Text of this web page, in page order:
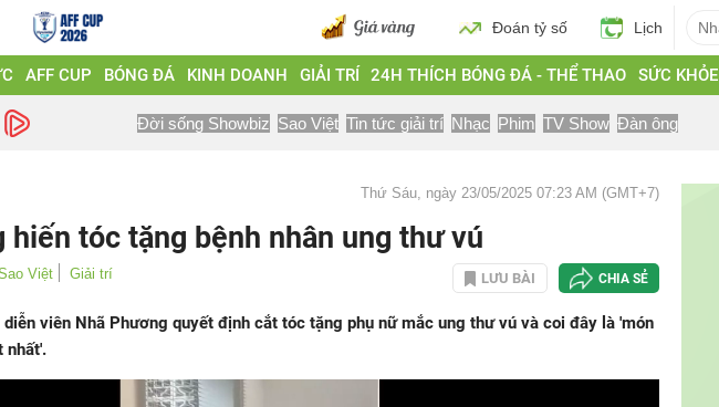
Đoán tỷ số Lịch
AFF CUP BÓNG ĐÁ KINH DOANH GIẢI TRÍ 24H THÍCH BÓNG ĐÁ - THỂ THAO SỨC KHỎE
Đời sống Showbiz Sao Việt Tin tức giải trí Nhạc Phim TV Show Đàn ông
Thứ Sáu, ngày 23/05/2025 07:23 AM (GMT+7)
hiến tóc tặng bệnh nhân ung thư vú
Việt Giải trí LƯU BÀI CHIA SẺ
viên Nhã Phương quyết định cắt tóc tặng phụ nữ mắc ung thư vú và coi đây là 'món
nhất'.